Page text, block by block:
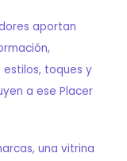
aportan
toques y
a ese Placer
una vitrina